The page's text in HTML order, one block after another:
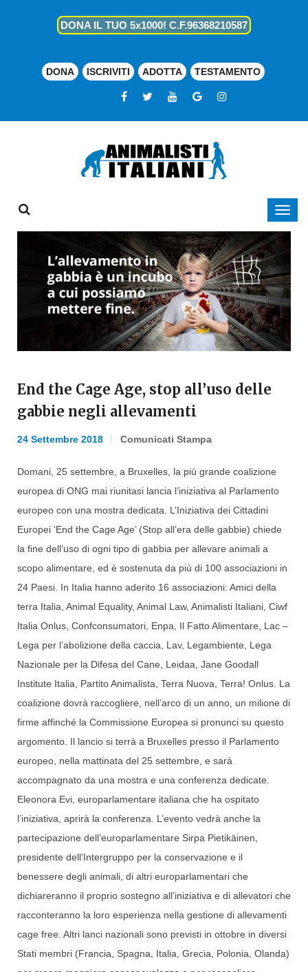
DONA IL TUO 5x1000! C.F.96368210587
DONA ISCRIVITI ADOTTA TESTAMENTO
End the Cage Age, stop all’uso delle
gabbie negli allevamenti
24 Settembre 2018 Comunicati Stampa
Domani, 25 settembre, a Bruxelles, la più grande coalizione
europea di ONG mai riunitasi lancia l’iniziativa al Parlamento
europeo con una mostra dedicata. L’Iniziativa dei Cittadini
Europei ‘End the Cage Age’ (Stop all’era delle gabbie) chiede
la fine dell’uso di ogni tipo di gabbia per allevare animali a
scopo alimentare, ed è sostenuta da più di 100 associazioni in
24 Paesi. In Italia hanno aderito 16 associazioni: Amici della
terra Italia, Animal Equality, Animal Law, Animalisti Italiani, Ciwf
Italia Onlus, Confconsumatori, Enpa, Il Fatto Alimentare, Lac –
Lega per l’abolizione della caccia, Lav, Legambiente, Lega
Nazionale per la Difesa del Cane, Leidaa, Jane Goodall
Institute Italia, Partito Animalista, Terra Nuova, Terra! Onlus. La
coalizione dovrà raccogliere, nell’arco di un anno, un milione di
firme affinché la Commissione Europea si pronunci su questo
argomento. Il lancio si terrà a Bruxelles presso il Parlamento
europeo, nella mattinata del 25 settembre, e sarà
accompagnato da una mostra e una conferenza dedicate.
Eleonora Evi, europarlamentare italiana che ha ospitato
l’iniziativa, aprirà la conferenza. L’evento vedrà anche la
partecipazione dell’europarlamentare Sirpa Pietikäinen,
presidente dell’Intergruppo per la conservazione e il
benessere degli animali, di altri europarlamentari che
dichiareranno il proprio sostegno all’iniziativa e di allevatori che
racconteranno la loro esperienza nella gestione di allevamenti
cage free. Altri lanci nazionali sono previsti in ottobre in diversi
Stati membri (Francia, Spagna, Italia, Grecia, Polonia, Olanda)